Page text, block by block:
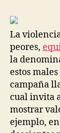
La
peores,
la
estos
campaña
cual invita
mostrar
ejemplo,